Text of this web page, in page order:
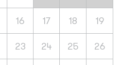
16 17 18 19
23 24 25 26